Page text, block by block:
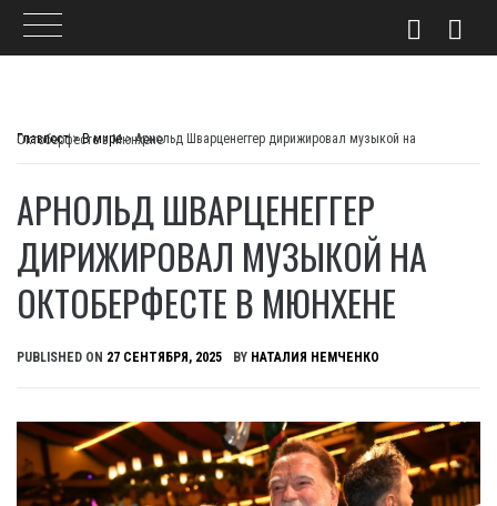
Главпост>В мире>
Арнольд Шварценеггер дирижировал музыкой на Октоберфесте в Мюнхене
АРНОЛЬД ШВАРЦЕНЕГГЕР
ДИРИЖИРОВАЛ МУЗЫКОЙ НА
ОКТОБЕРФЕСТЕ В МЮНХЕНЕ
PUBLISHED ON 27 СЕНТЯБРЯ, 2025 BY НАТАЛИЯ НЕМЧЕНКО